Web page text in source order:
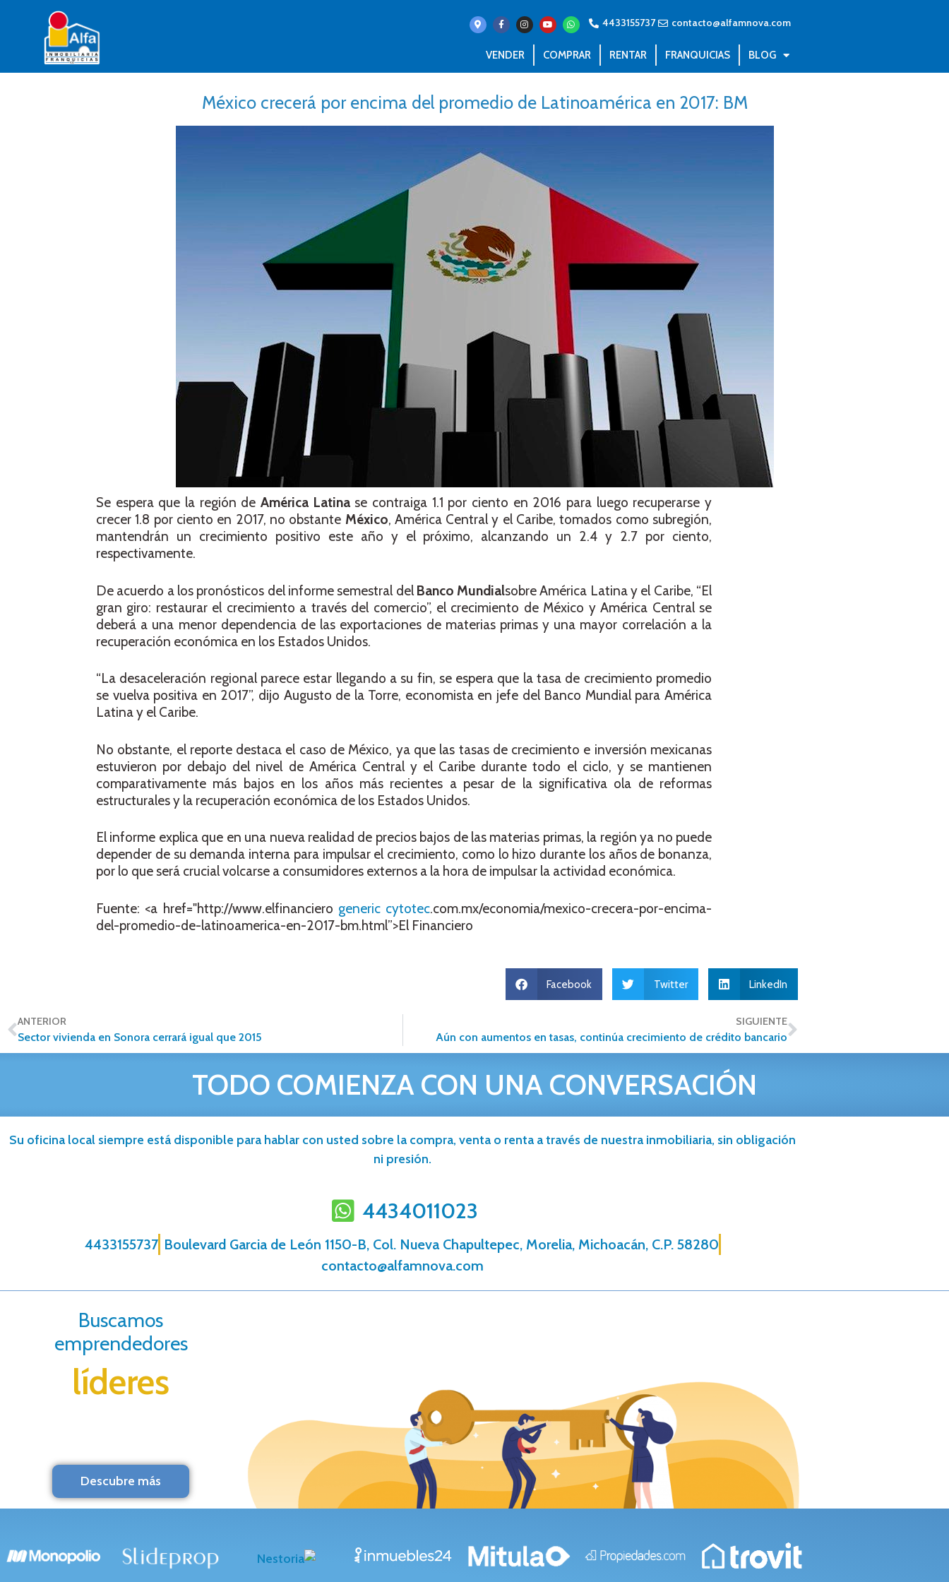
4433155737 contacto@alfamnova.com
VENDER COMPRAR RENTAR FRANQUICIAS BLOG
México crecerá por encima del promedio de Latinoamérica en 2017: BM
Se espera que la región de América Latina se contraiga 1.1 por ciento en 2016 para luego recuperarse y
crecer 1.8 por ciento en 2017, no obstante México, América Central y el Caribe, tomados como subregión,
mantendrán un crecimiento positivo este año y el próximo, alcanzando un 2.4 y 2.7 por ciento,
respectivamente.
De acuerdo a los pronósticos del informe semestral del Banco Mundialsobre América Latina y el Caribe, “El
gran giro: restaurar el crecimiento a través del comercio”, el crecimiento de México y América Central se
deberá a una menor dependencia de las exportaciones de materias primas y una mayor correlación a la
recuperación económica en los Estados Unidos.
“La desaceleración regional parece estar llegando a su fin, se espera que la tasa de crecimiento promedio
se vuelva positiva en 2017”, dijo Augusto de la Torre, economista en jefe del Banco Mundial para América
Latina y el Caribe.
No obstante, el reporte destaca el caso de México, ya que las tasas de crecimiento e inversión mexicanas
estuvieron por debajo del nivel de América Central y el Caribe durante todo el ciclo, y se mantienen
comparativamente más bajos en los años más recientes a pesar de la significativa ola de reformas
estructurales y la recuperación económica de los Estados Unidos.
El informe explica que en una nueva realidad de precios bajos de las materias primas, la región ya no puede
depender de su demanda interna para impulsar el crecimiento, como lo hizo durante los años de bonanza,
por lo que será crucial volcarse a consumidores externos a la hora de impulsar la actividad económica.
Fuente: <a href="http://www.elfinanciero generic cytotec.com.mx/economia/mexico-crecera-por-encima-
del-promedio-de-latinoamerica-en-2017-bm.html”>El Financiero
Facebook Twitter LinkedIn
ANTERIOR
Sector vivienda en Sonora cerrará igual que 2015
SIGUIENTE
Aún con aumentos en tasas, continúa crecimiento de crédito bancario
TODO COMIENZA CON UNA CONVERSACIÓN
Su oficina local siempre está disponible para hablar con usted sobre la compra, venta o renta a través de nuestra inmobiliaria, sin obligación
ni presión.
4434011023
4433155737 Boulevard Garcia de León 1150-B, Col. Nueva Chapultepec, Morelia, Michoacán, C.P. 58280
contacto@alfamnova.com
Buscamos
emprendedores
líderes
Descubre más